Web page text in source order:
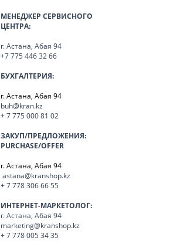
МЕНЕДЖЕР СЕРВИСНОГО
ЦЕНТРА:
г. Астана, Абая 94
+7 775 446 32 66
БУХГАЛТЕРИЯ:
г. Астана, Абая 94
buh@kran.kz
+ 7 775 000 81 02
ЗАКУП/ПРЕДЛОЖЕНИЯ:
PURCHASE/OFFER
г. Астана, Абая 94
astana@kranshop.kz
+ 7 778 306 66 55
ИНТЕРНЕТ-МАРКЕТОЛОГ:
г. Астана, Абая 94
marketing@kranshop.kz
+ 7 778 005 34 35